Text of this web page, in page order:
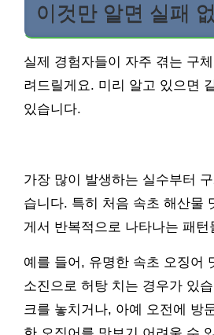
이것만 알면 실패
실제 경험자들이 자주 겪는 구
려드릴게요. 미리 알고 있으면
있습니다.
가장 많이 발생하는 실수부터
습니다. 특히 처음 속초 해산물
게서 반복적으로 나타나는 패턴
예를 들어, 유명한 속초 오징어
소진으로 허탕 치는 경우가 있
크를 놓치거나, 아예 오전에 방